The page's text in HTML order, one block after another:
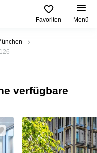
Favoriten Menü
verfügbare